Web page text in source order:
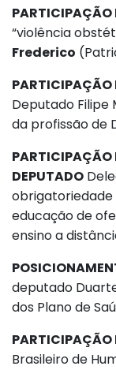
PARTICIPAÇÃO
“violência
Frederico
PARTICIPAÇÃO
Deputado Filipe
da profissão de
PARTICIPAÇÃO
DEPUTADO
obrigatoriedade
educação de
ensino a
deputado
dos Plano de
PARTICIPAÇÃO
Brasileiro de